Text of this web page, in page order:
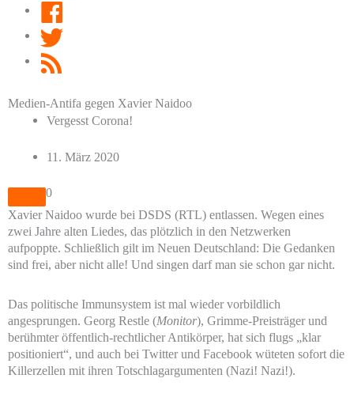
Medien-Antifa gegen Xavier Naidoo
Vergesst Corona!
11. März 2020
0
Xavier Naidoo wurde bei DSDS (RTL) entlassen. Wegen eines
zwei Jahre alten Liedes, das plötzlich in den Netzwerken
aufpoppte. Schließlich gilt im Neuen Deutschland: Die Gedanken
sind frei, aber nicht alle! Und singen darf man sie schon gar nicht.
Das politische Immunsystem ist mal wieder vorbildlich
angesprungen. Georg Restle (Monitor), Grimme-Preisträger und
berühmter öffentlich-rechtlicher Antikörper, hat sich flugs „klar
positioniert“, und auch bei Twitter und Facebook wüteten sofort die
Killerzellen mit ihren Totschlagargumenten (Nazi! Nazi!).